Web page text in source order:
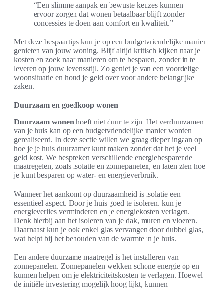
“Een slimme aanpak en bewuste keuzes kunnen
ervoor zorgen dat wonen betaalbaar blijft zonder
concessies te doen aan comfort en kwaliteit.”
Met deze bespaartips kun je op een budgetvriendelijke manier
genieten van jouw woning. Blijf altijd kritisch kijken naar je
kosten en zoek naar manieren om te besparen, zonder in te
leveren op jouw levensstijl. Zo geniet je van een voordelige
woonsituatie en houd je geld over voor andere belangrijke
zaken.
Duurzaam en goedkoop wonen
Duurzaam wonen hoeft niet duur te zijn. Het verduurzamen
van je huis kan op een budgetvriendelijke manier worden
gerealiseerd. In deze sectie willen we graag dieper ingaan op
hoe je je huis duurzamer kunt maken zonder dat het je veel
geld kost. We bespreken verschillende energiebesparende
maatregelen, zoals isolatie en zonnepanelen, en laten zien hoe
je kunt besparen op water- en energieverbruik.
Wanneer het aankomt op duurzaamheid is isolatie een
essentieel aspect. Door je huis goed te isoleren, kun je
energieverlies verminderen en je energiekosten verlagen.
Denk hierbij aan het isoleren van je dak, muren en vloeren.
Daarnaast kun je ook enkel glas vervangen door dubbel glas,
wat helpt bij het behouden van de warmte in je huis.
Een andere duurzame maatregel is het installeren van
zonnepanelen. Zonnepanelen wekken schone energie op en
kunnen helpen om je elektriciteitskosten te verlagen. Hoewel
de initiële investering mogelijk hoog lijkt, kunnen